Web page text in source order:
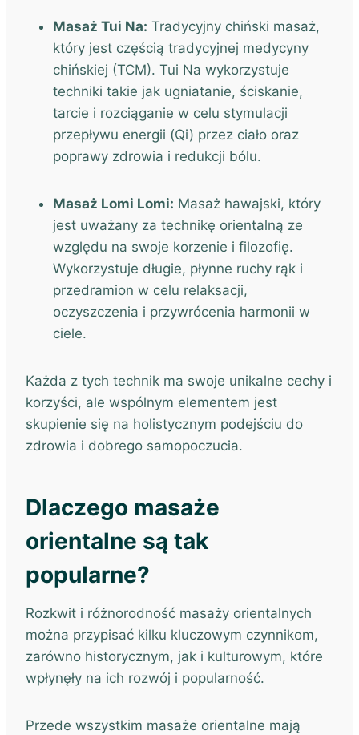
Masaż Tui Na: Tradycyjny chiński masaż,
który jest częścią tradycyjnej medycyny
chińskiej (TCM). Tui Na wykorzystuje
techniki takie jak ugniatanie, ściskanie,
tarcie i rozciąganie w celu stymulacji
przepływu energii (Qi) przez ciało oraz
poprawy zdrowia i redukcji bólu.
Masaż Lomi Lomi: Masaż hawajski, który
jest uważany za technikę orientalną ze
względu na swoje korzenie i filozofię.
Wykorzystuje długie, płynne ruchy rąk i
przedramion w celu relaksacji,
oczyszczenia i przywrócenia harmonii w
ciele.
Każda z tych technik ma swoje unikalne cechy i
korzyści, ale wspólnym elementem jest
skupienie się na holistycznym podejściu do
zdrowia i dobrego samopoczucia.
Dlaczego masaże
orientalne są tak
popularne?
Rozkwit i różnorodność masaży orientalnych
można przypisać kilku kluczowym czynnikom,
zarówno historycznym, jak i kulturowym, które
wpłynęły na ich rozwój i popularność.
Przede wszystkim masaże orientalne mają